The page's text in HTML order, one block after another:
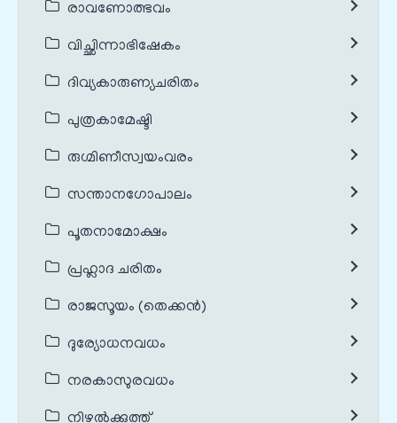
രാവണോത്ഭവം
വിച്ഛിന്നാഭിഷേകം
ദിവ്യകാരുണ്യചരിതം
പുത്രകാമേഷ്ടി
രുഗ്മിണീസ്വയംവരം
സന്താനഗോപാലം
പൂതനാമോക്ഷം
പ്രഹ്ലാദ ചരിതം
രാജസൂയം (തെക്കൻ)
ദുര്യോധനവധം
നരകാസുരവധം
നിഴൽക്കുത്ത്